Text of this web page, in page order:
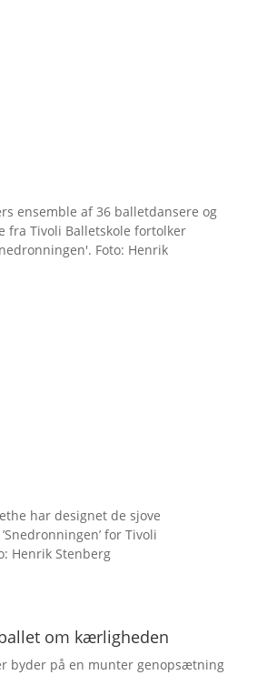
ensemble af 36 balletdansere og
fra Tivoli Balletskole fortolker
Foto: Henrik
har designet de sjove
for Tivoli
Henrik Stenberg
om kærligheden
byder på en munter genopsætning